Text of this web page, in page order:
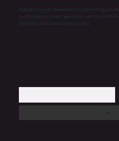
Hukuka ve yasal düzenlemelere aykırı olduğunu
backlinkpanelicomtr@gmail.com adresine
içerisinde sitemizden kaldırılacaktır.